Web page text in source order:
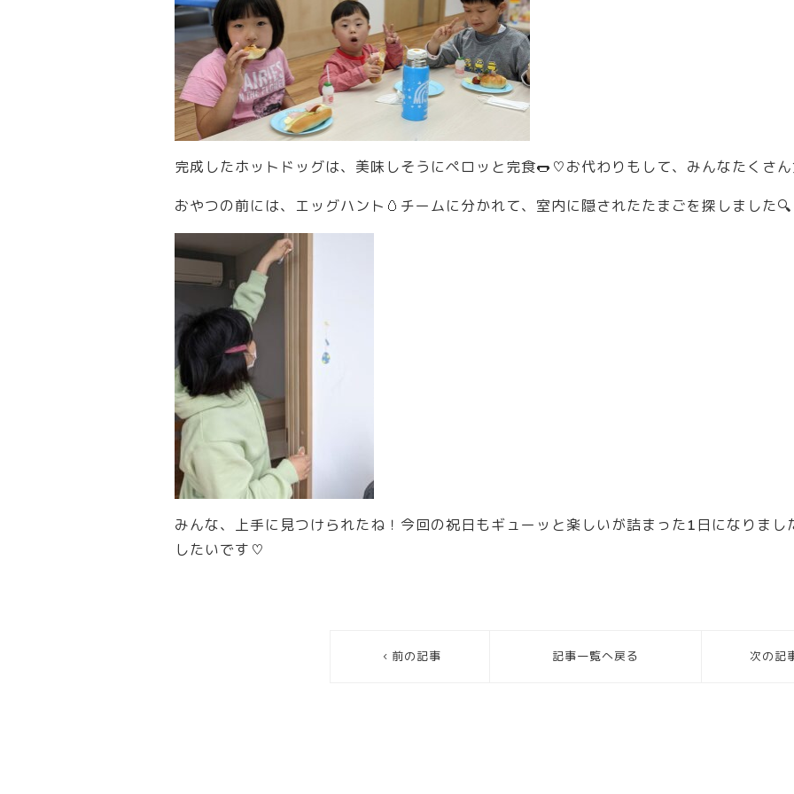
完成したホットドッグは、美味しそうにペロッと完食🌭♡お代わりもして、みんなたくさん
おやつの前には、エッグハント🥚チームに分かれて、室内に隠されたたまごを探しました🔍
みんな、上手に見つけられたね！今回の祝日もギューッと楽しいが詰まった1日になりま
したいです♡
前の記事 記事一覧へ戻る 次の記